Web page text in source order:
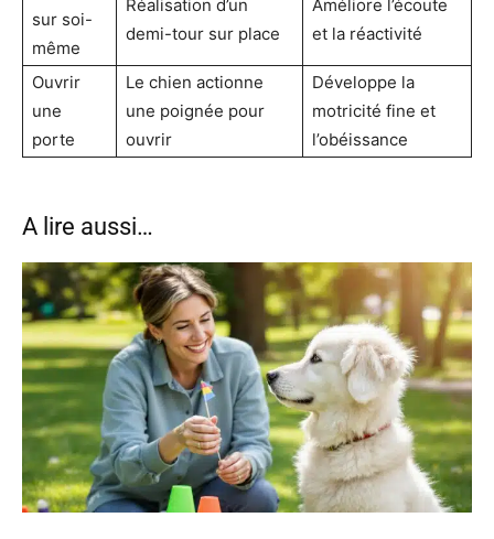
sur soi-
même
Réalisation d’un
demi-tour sur place
Améliore l’écoute
et la réactivité
Ouvrir
une
porte
Le chien actionne
une poignée pour
ouvrir
Développe la
motricité fine et
l’obéissance
A lire aussi…